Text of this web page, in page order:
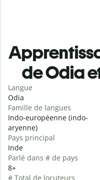
de Odia
Langue
Odia
Famille de langues
Indo-européenne (indo-
aryenne)
Pays principal
Inde
Parlé dans # de pays
8+
# Total de locuteurs